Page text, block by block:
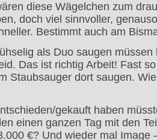
diese Wägelchen zum
doch viel sinnvoller, genauso
Bestimmt auch am
als Duo saugen müssen
Das ist richtig Arbeit! Fast
Staubsauger dort saugen.
gekauft haben
einen ganzen Tag mit den
€? Und wieder mal Image